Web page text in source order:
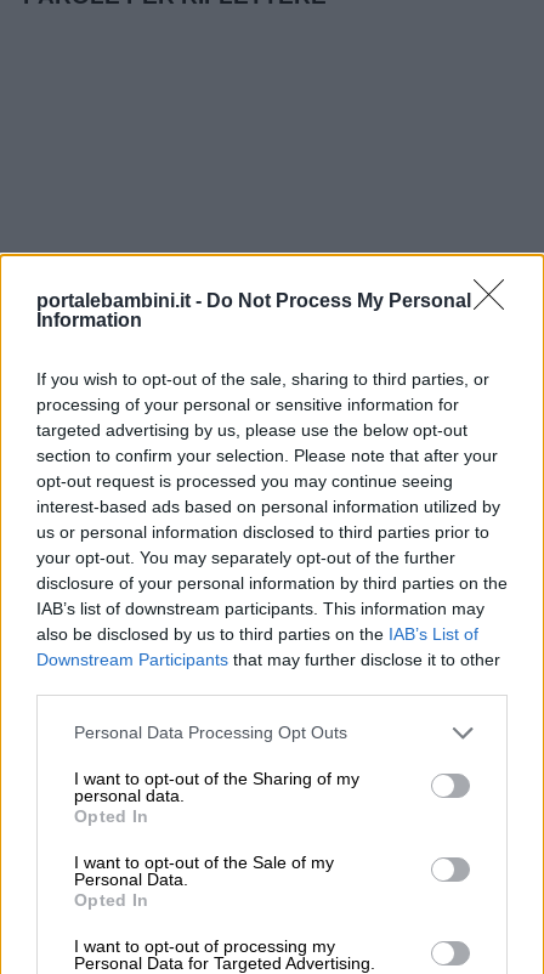
portalebambini.it - Do Not Process My Personal
Information
If you wish to opt-out of the sale, sharing to third parties, or
processing of your personal or sensitive information for
targeted advertising by us, please use the below opt-out
section to confirm your selection. Please note that after your
opt-out request is processed you may continue seeing
interest-based ads based on personal information utilized by
us or personal information disclosed to third parties prior to
your opt-out. You may separately opt-out of the further
disclosure of your personal information by third parties on the
IAB’s list of downstream participants. This information may
also be disclosed by us to third parties on the IAB’s List of
Downstream Participants that may further disclose it to other
Personal Data Processing Opt Outs
I want to opt-out of the Sharing of my
personal data.
Opted In
I want to opt-out of the Sale of my
Personal Data.
Opted In
I want to opt-out of processing my
Personal Data for Targeted Advertising.
Menu
Schede
didattiche
Disegni
Storie
per
Tutti noi, più o meno frequentemente,
desideriamo cambiare qualcosa nella nostra
vita; che sia dedicare più tempo alla lettura o
allo sport, perdere peso o trascorrere più tempo
insieme ai bambini. Il modo in cui affrontiamo
questi piccoli cambiamenti rivela molto della
nostra mentalità. Certe persone pensano che
solo chi ha una grande forza di volontà possa
cambiare; queste persone solitamente
finiscono per arrendersi e per giudicarsi in
modo molto severo. La verità è che la forza di
volontà va sostenuta con una mentalità
adottare la “filosofia del giardiniere”; dobbiamo
prenderci cura del cambiamento con piccoli –
anche piccolissimi – gesti quotidiani (proprio